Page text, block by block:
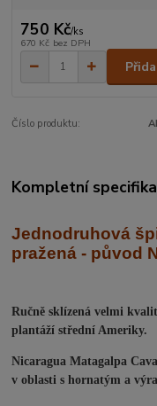
750 Kč/ks
670 Kč bez DPH
Číslo produktu:
Kompletní
Jednodruhová
pražená - původ
Ručně sklízená velmi
plantáží střední Ameriky.
Nicaragua Matagalpa
v oblasti s hornatým a